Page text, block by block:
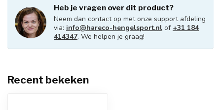
Heb je vragen over dit product?
Neem dan contact op met onze support afdeling
via: info@hareco-hengelsport.nl of +31 184
414347. We helpen je graag!
Recent bekeken